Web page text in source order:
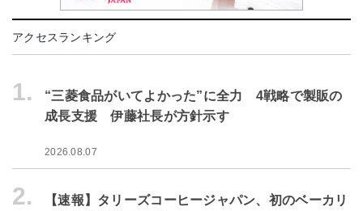
アクセスランキング
1.
“三菱食品がいてよかった”に全力 4戦略で製販の
成長支援 伊藤社長が方針示す
2026.08.07
2.
【速報】タリーズコーヒージャパン、初のベーカリ